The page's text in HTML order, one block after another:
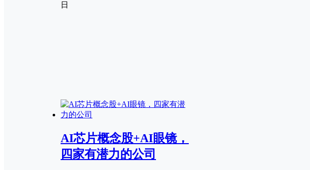
日
AI芯片概念股+AI眼镜，
四家有潜力的公司